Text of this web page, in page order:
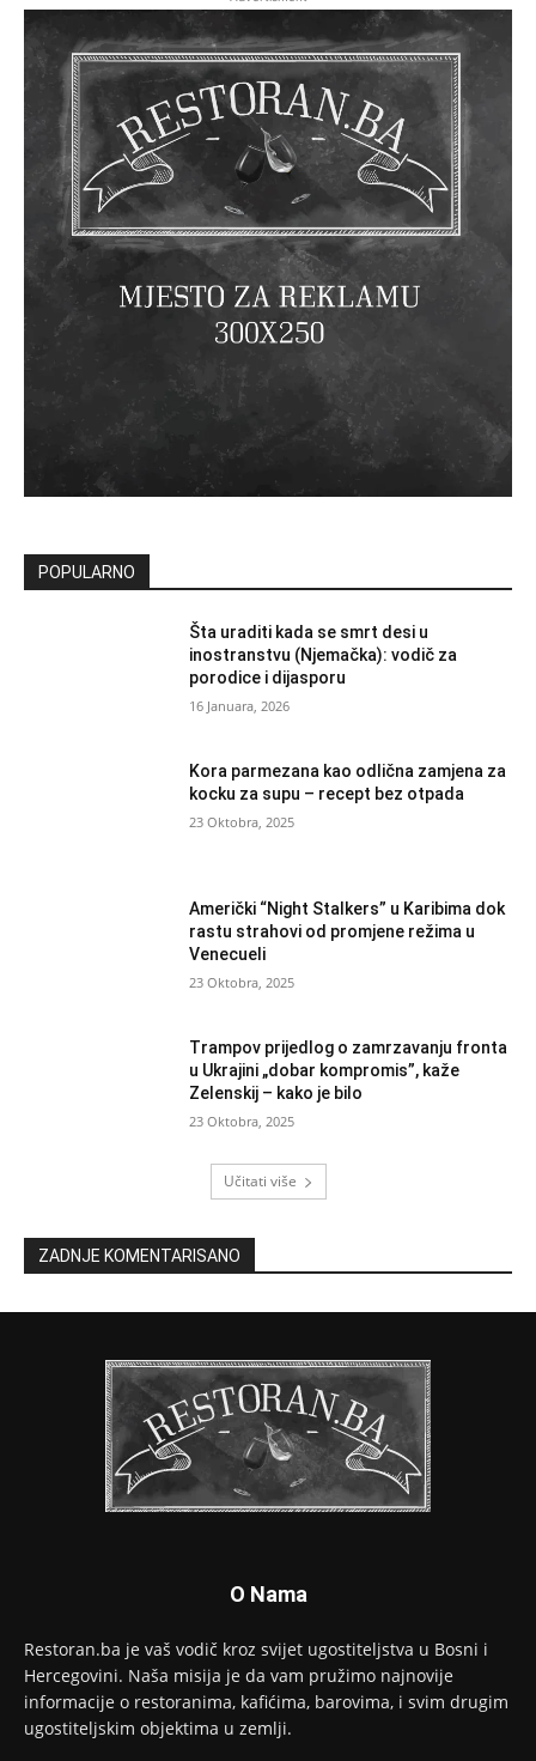
POPULARNO
Šta uraditi kada se smrt desi u
inostranstvu (Njemačka): vodič za
porodice i dijasporu
16 Januara, 2026
Kora parmezana kao odlična zamjena za
kocku za supu – recept bez otpada
23 Oktobra, 2025
Američki “Night Stalkers” u Karibima dok
rastu strahovi od promjene režima u
Venecueli
23 Oktobra, 2025
Trampov prijedlog o zamrzavanju fronta
u Ukrajini „dobar kompromis”, kaže
Zelenskij – kako je bilo
23 Oktobra, 2025
Učitati više
ZADNJE KOMENTARISANO
O Nama
Restoran.ba je vaš vodič kroz svijet ugostiteljstva u Bosni i
Hercegovini. Naša misija je da vam pružimo najnovije
informacije o restoranima, kafićima, barovima, i svim drugim
ugostiteljskim objektima u zemlji.